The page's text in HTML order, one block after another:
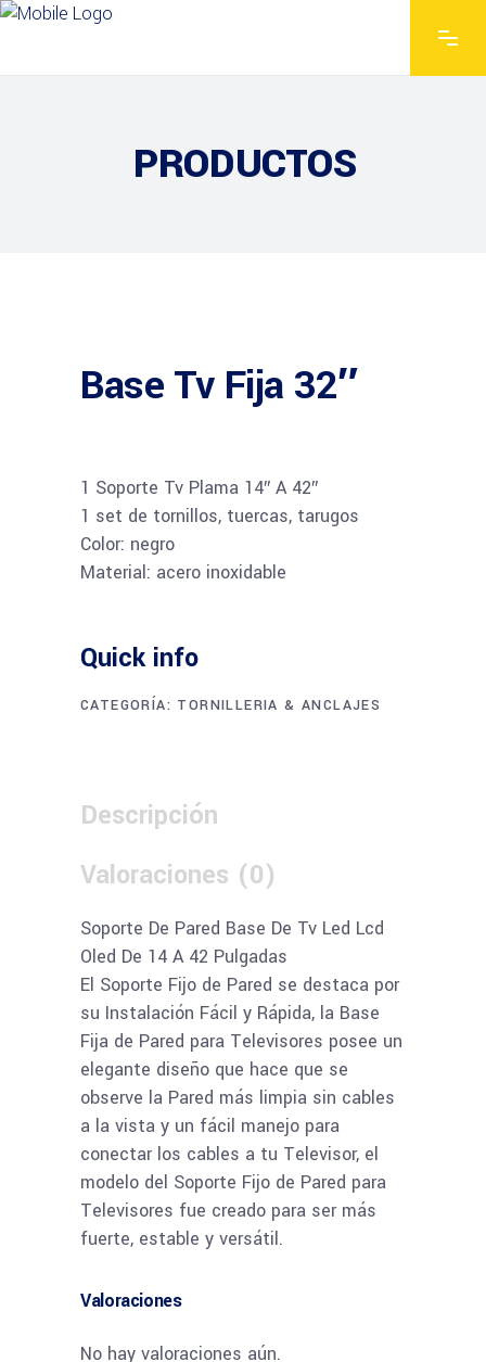
PRODUCTOS
Base Tv Fija 32″
1 Soporte Tv Plama 14″ A 42″
1 set de tornillos, tuercas, tarugos
Color: negro
Material: acero inoxidable
Quick info
CATEGORÍA: TORNILLERIA & ANCLAJES
Descripción
Valoraciones (0)
Soporte De Pared Base De Tv Led Lcd
Oled De 14 A 42 Pulgadas
El Soporte Fijo de Pared se destaca por
su Instalación Fácil y Rápida, la Base
Fija de Pared para Televisores posee un
elegante diseño que hace que se
observe la Pared más limpia sin cables
a la vista y un fácil manejo para
conectar los cables a tu Televisor, el
modelo del Soporte Fijo de Pared para
Televisores fue creado para ser más
fuerte, estable y versátil.
Valoraciones
No hay valoraciones aún.